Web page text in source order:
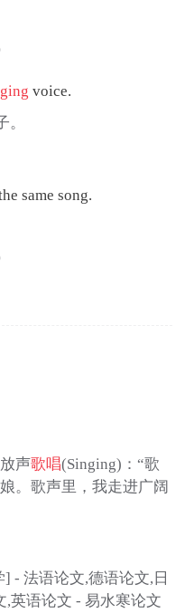
voice.
same song.
声歌唱(Singing)：“歌
。歌声里，我走进广阔
- 法语论文,德语论文,日
,英语论文 - 易水寒论文